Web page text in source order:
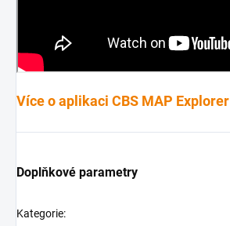
Více o aplikaci CBS MAP Explorer
Doplňkové parametry
Kategorie: